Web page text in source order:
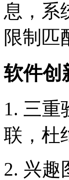
息，系
限制匹
软件创
1. 三重
联，杜
2. 兴趣